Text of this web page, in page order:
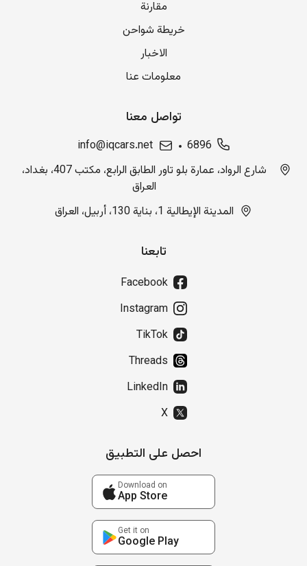
مقارنة
خريطة شواحن
الاخبار
معلومات عنا
تواصل معنا
6896
info@iqcars.net
شارع الرواد، عمارة بلو تاور الطابق الرابع، مكتب 407، بغداد،
العراق
المدينة الإيطالية 1، بناية 130، أربيل، العراق
تابعنا
Facebook
Instagram
TikTok
Threads
LinkedIn
X
احصل على التطبيق
Download on
App Store
Get it on
Google Play